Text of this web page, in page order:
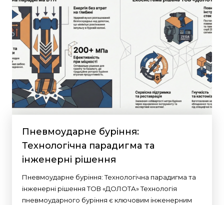
Пневмоударне буріння:
Технологічна парадигма та
інженерні рішення
Пневмоударне буріння: Технологічна парадигма та
інженерні рішення ТОВ «ДОЛОТА» Технологія
пневмоударного буріння є ключовим інженерним